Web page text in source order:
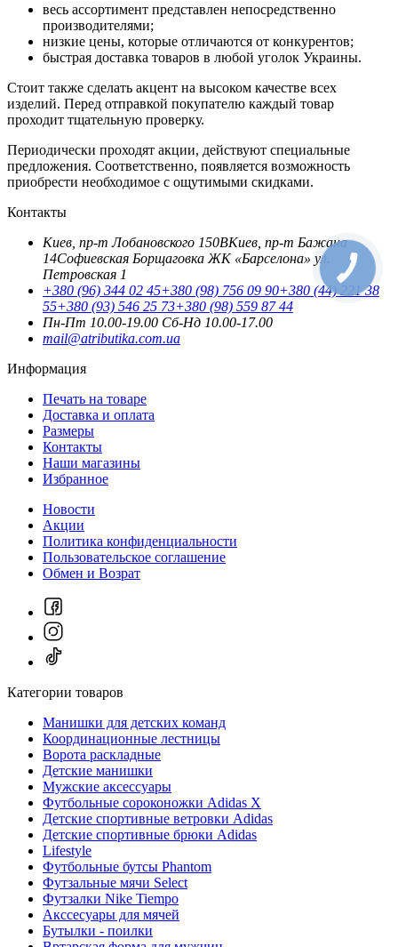
весь ассортимент представлен непосредственно
производителями;
низкие цены, которые отличаются от конкурентов;
быстрая доставка товаров в любой уголок Украины.
Стоит также сделать акцент на высоком качестве всех
изделий. Перед отправкой покупателю каждый товар
проходит тщательную проверку.
Периодически проходят акции, действуют специальные
предложения. Соответственно, появляется возможность
приобрести необходимое с ощутимыми скидками.
Контакты
Киев, пр-т Лобановского 150ВКиев, пр-т Бажана
14Софиевская Борщаговка ЖК «Барселона» ул.
Петровская 1
+380 (96) 344 02 45+380 (98) 756 09 90+380 (44) 221 38
55+380 (93) 546 25 73+380 (98) 559 87 44
Пн-Пт 10.00-19.00 Cб-Нд 10.00-17.00
mail@atributika.com.ua
Информация
Печать на товаре
Доставка и оплата
Размеры
Контакты
Наши магазины
Избранное
Новости
Акции
Политика конфиденциальности
Пользовательское соглашение
Обмен и Возрат
Категории товаров
Манишки для детских команд
Координационные лестницы
Ворота раскладные
Детские манишки
Мужские аксессуары
Футбольные сороконожки Adidas Х
Детские спортивные ветровки Adidas
Детские спортивные брюки Adidas
Lifestyle
Футбольные бутсы Phantom
Футзальные мячи Select
Футзалки Nike Tiempo
Акссесуары для мячей
Бутылки - поилки